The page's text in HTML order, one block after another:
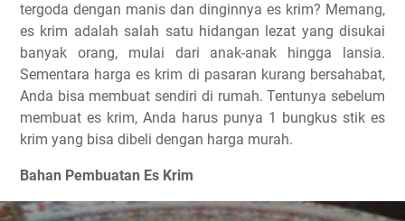
tergoda dengan manis dan dinginnya es krim? Memang,
es krim adalah salah satu hidangan lezat yang disukai
banyak orang, mulai dari anak-anak hingga lansia.
Sementara harga es krim di pasaran kurang bersahabat,
Anda bisa membuat sendiri di rumah. Tentunya sebelum
membuat es krim, Anda harus punya 1 bungkus stik es
krim yang bisa dibeli dengan harga murah.
Bahan Pembuatan Es Krim